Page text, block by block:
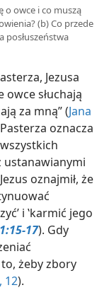
o owce i co muszą
(b) Co przede
posłuszeństwa
Jezusa
owce słuchają
za mną” (Jana
oznacza
ustanawianymi
oznajmił, że
i ‛karmić jego
17). Gdy
to, żeby zbory
12).